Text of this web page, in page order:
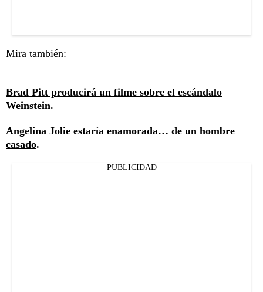
Mira también:
Brad Pitt producirá un filme sobre el escándalo
Weinstein.
Angelina Jolie estaría enamorada… de un hombre
casado.
PUBLICIDAD